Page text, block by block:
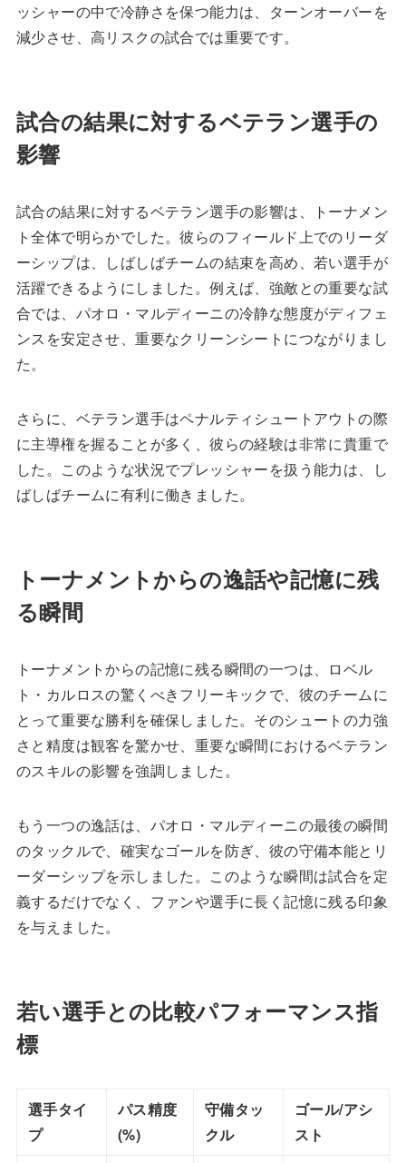
ッシャーの中で冷静さを保つ能力は、ターンオーバーを
減少させ、高リスクの試合では重要です。
試合の結果に対するベテラン選手の
影響
試合の結果に対するベテラン選手の影響は、トーナメン
ト全体で明らかでした。彼らのフィールド上でのリーダ
ーシップは、しばしばチームの結束を高め、若い選手が
活躍できるようにしました。例えば、強敵との重要な試
合では、パオロ・マルディーニの冷静な態度がディフェ
ンスを安定させ、重要なクリーンシートにつながりまし
た。
さらに、ベテラン選手はペナルティシュートアウトの際
に主導権を握ることが多く、彼らの経験は非常に貴重で
した。このような状況でプレッシャーを扱う能力は、し
ばしばチームに有利に働きました。
トーナメントからの逸話や記憶に残
る瞬間
トーナメントからの記憶に残る瞬間の一つは、ロベル
ト・カルロスの驚くべきフリーキックで、彼のチームに
とって重要な勝利を確保しました。そのシュートの力強
さと精度は観客を驚かせ、重要な瞬間におけるベテラン
のスキルの影響を強調しました。
もう一つの逸話は、パオロ・マルディーニの最後の瞬間
のタックルで、確実なゴールを防ぎ、彼の守備本能とリ
ーダーシップを示しました。このような瞬間は試合を定
義するだけでなく、ファンや選手に長く記憶に残る印象
を与えました。
若い選手との比較パフォーマンス指
標
選手タイ
プ
パス精度
(%)
守備タッ
クル
ゴール/アシ
スト